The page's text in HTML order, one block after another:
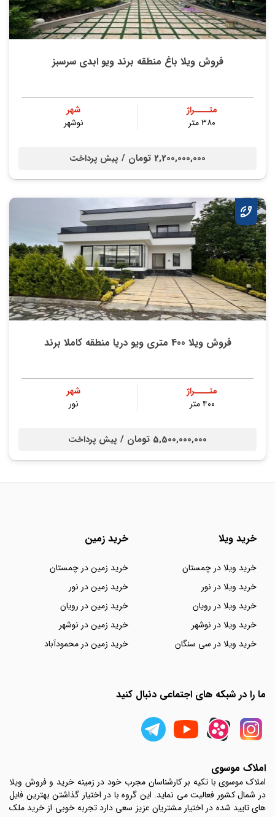
فروش ویلا باغ منطقه برند ویو ابدی سرسبز
متــــراژ
۳۸۰ متر
شهر
نوشهر
2,200,000,000 تومان / پیش پرداخت
فروش ویلا 400 متری ویو دریا منطقه کاملا برند
متــــراژ
۴۰۰ متر
شهر
نور
5,500,000,000 تومان / پیش پرداخت
خرید ویلا
خرید ویلا در چمستان
خرید ویلا در نور
خرید ویلا در رویان
خرید ویلا در نوشهر
خرید ویلا در سی سنگان
خرید زمین
خرید زمین در چمستان
خرید زمین در نور
خرید زمین در رویان
خرید زمین در نوشهر
خرید زمین در محمودآباد
ما را در شبکه های اجتماعی دنبال کنید
املاک موسوی
املاک موسوی با تکیه بر کارشناسان مجرب خود در زمینه خرید و فروش ویلا
در شمال کشور فعالیت می نماید. این گروه با در اختیار گذاشتن بهترین فایل
های تایید شده در اختیار مشتریان عزیز سعی دارد تجربه خوبی از خرید ملک